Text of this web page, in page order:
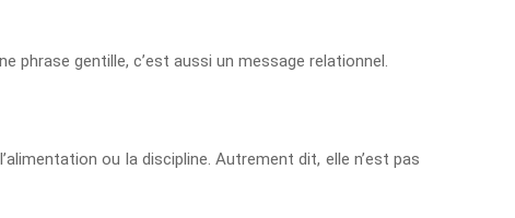
phrase gentille, c’est aussi un message relationnel.
ou la discipline. Autrement dit, elle n’est pas